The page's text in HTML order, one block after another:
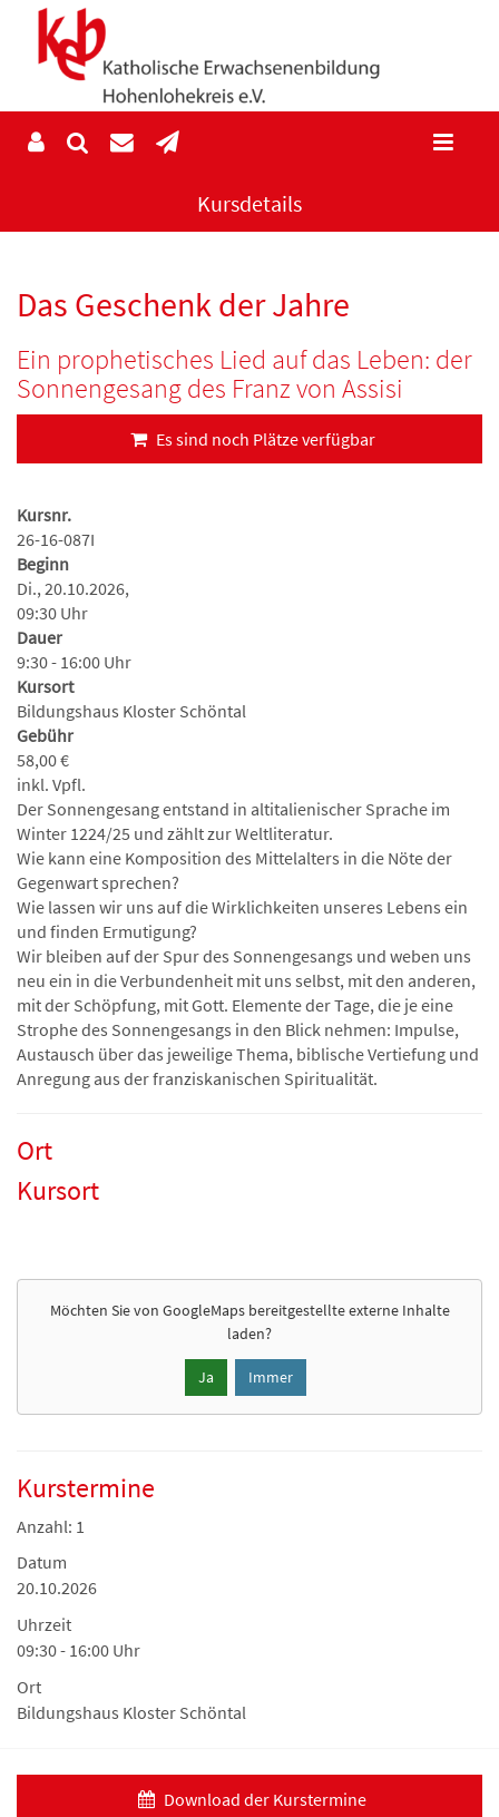
Kursdetails
Das Geschenk der Jahre
Ein prophetisches Lied auf das Leben: der
Sonnengesang des Franz von Assisi
Es sind noch Plätze verfügbar
Kursnr.
26-16-087I
Beginn
Di., 20.10.2026,
09:30 Uhr
Dauer
9:30 - 16:00 Uhr
Kursort
Bildungshaus Kloster Schöntal
Gebühr
58,00 €
inkl. Vpfl.
Der Sonnengesang entstand in altitalienischer Sprache im
Winter 1224/25 und zählt zur Weltliteratur.
Wie kann eine Komposition des Mittelalters in die Nöte der
Gegenwart sprechen?
Wie lassen wir uns auf die Wirklichkeiten unseres Lebens ein
und finden Ermutigung?
Wir bleiben auf der Spur des Sonnengesangs und weben uns
neu ein in die Verbundenheit mit uns selbst, mit den anderen,
mit der Schöpfung, mit Gott. Elemente der Tage, die je eine
Strophe des Sonnengesangs in den Blick nehmen: Impulse,
Austausch über das jeweilige Thema, biblische Vertiefung und
Anregung aus der franziskanischen Spiritualität.
Ort
Kursort
Möchten Sie von GoogleMapsbereitgestellte externe Inhalte
laden?
Ja Immer
Kurstermine
Anzahl: 1
Datum
20.10.2026
Uhrzeit
09:30 - 16:00 Uhr
Ort
Bildungshaus Kloster Schöntal
Download der Kurstermine